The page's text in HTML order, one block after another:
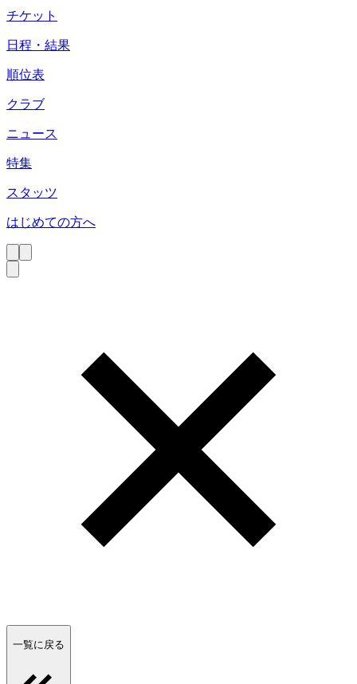
チケット
日程・結果
順位表
クラブ
ニュース
特集
スタッツ
はじめての方へ
一覧に戻る